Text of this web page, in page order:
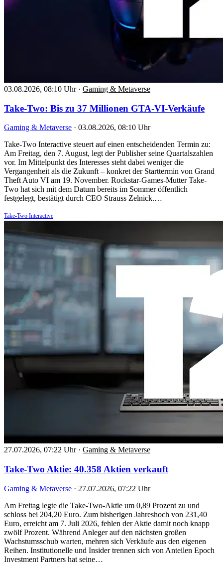
03.08.2026, 08:10 Uhr · Gaming & Metaverse
Take-Two: Bis zu 37 Millionen GTA-VI-Verkäufe
Gaming & Metaverse · 03.08.2026, 08:10 Uhr
Take-Two Interactive steuert auf einen entscheidenden Termin zu:
Am Freitag, den 7. August, legt der Publisher seine Quartalszahlen
vor. Im Mittelpunkt des Interesses steht dabei weniger die
Vergangenheit als die Zukunft – konkret der Starttermin von Grand
Theft Auto VI am 19. November. Rockstar-Games-Mutter Take-
Two hat sich mit dem Datum bereits im Sommer öffentlich
festgelegt, bestätigt durch CEO Strauss Zelnick.…
Take-Two Interactive
27.07.2026, 07:22 Uhr · Gaming & Metaverse
Take-Two Aktie: 40.358 Aktien verkauft
Gaming & Metaverse · 27.07.2026, 07:22 Uhr
Am Freitag legte die Take-Two-Aktie um 0,89 Prozent zu und
schloss bei 204,20 Euro. Zum bisherigen Jahreshoch von 231,40
Euro, erreicht am 7. Juli 2026, fehlen der Aktie damit noch knapp
zwölf Prozent. Während Anleger auf den nächsten großen
Wachstumsschub warten, mehren sich Verkäufe aus den eigenen
Reihen. Institutionelle und Insider trennen sich von Anteilen Epoch
Investment Partners hat seine…